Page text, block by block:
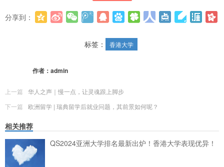
分享到：
标签：
香港大学
作者： admin
上一篇
华人之声｜慢一点，让灵魂跟上脚步
下一篇
欧洲留学 | 瑞典留学后就业问题，其前景如何呢？
相关推荐
QS2024亚洲大学排名最新出炉！香港大学表现优异！